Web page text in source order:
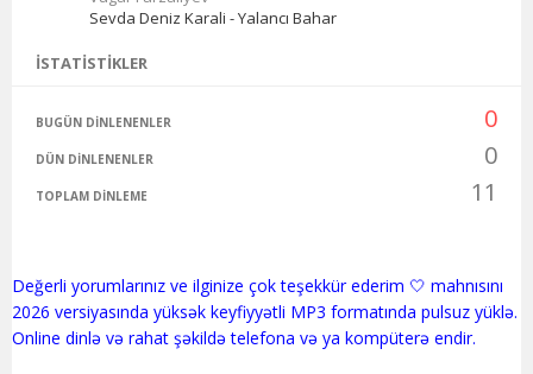
Sevda Deniz Karali - Yalancı Bahar
İSTATISTIKLER
BUGÜN DINLENENLER 0
DÜN DINLENENLER 0
TOPLAM DINLEME 11
Değerli yorumlarınız ve ilginize çok teşekkür ederim 🤍 mahnısını
2026 versiyasında yüksək keyfiyyətli MP3 formatında pulsuz yüklə.
Online dinlə və rahat şəkildə telefona və ya kompüterə endir.